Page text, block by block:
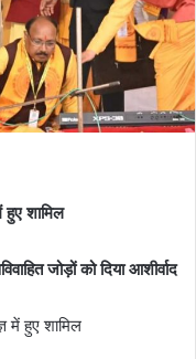
हुए शामिल
जोड़ों को दिया आशीर्वाद